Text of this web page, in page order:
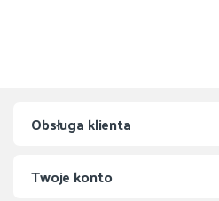
Obsługa klienta
Twoje konto